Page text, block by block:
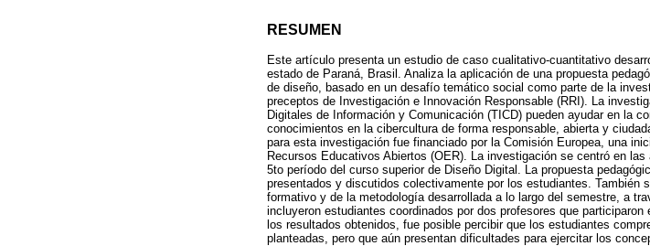
RESUMEN
Este artículo presenta un estudio de caso cualitativo-cuantitativo
estado de Paraná, Brasil. Analiza la aplicación de una propuesta
de diseño, basado en un desafío temático social como parte de la
preceptos de Investigación e Innovación Responsable (RRI). La
Digitales de Información y Comunicación (TICD) pueden ayudar en la
conocimientos en la cibercultura de forma responsable, abierta y
para esta investigación fue financiado por la Comisión Europea, una
Recursos Educativos Abiertos (OER). La investigación se centró en
5to período del curso superior de Diseño Digital. La propuesta
presentados y discutidos colectivamente por los estudiantes. También
formativo y de la metodología desarrollada a lo largo del semestre, a
incluyeron estudiantes coordinados por dos profesores que
los resultados obtenidos, fue posible percibir que los estudiantes
planteadas, pero que aún presentan dificultades para ejercitar los